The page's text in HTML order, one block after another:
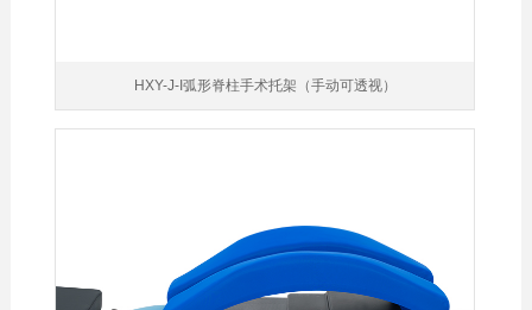
HXY-J-I弧形脊柱手术托架（手动可透视）